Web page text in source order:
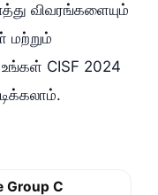
விவரங்களையும்
மற்றும்
CISF 2024
Group C